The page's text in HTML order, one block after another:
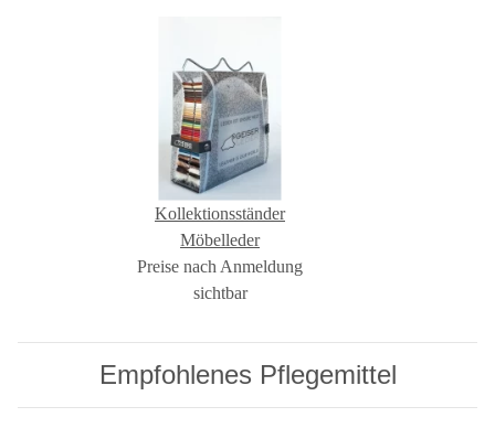
Kollektionsständer
Möbelleder
Preise nach Anmeldung
sichtbar
Empfohlenes Pflegemittel